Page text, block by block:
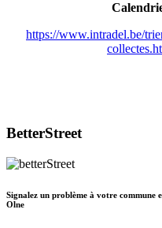
https://www.intradel.be/
BetterStreet
Signalez un problème à votre commune
Olne